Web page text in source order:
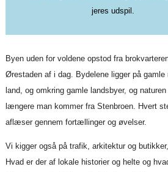
jeres udspil.
Byen uden for voldene opstod fra
Ørestaden af i dag. Bydelene ligger på gamle
land, og omkring gamle landsbyer, og
længere man kommer fra Stenbroen. Hvert
aflæser gennem fortællinger og øvelser.
Vi kigger også på trafik, arkitektur og
Hvad er der af lokale historier og helte og